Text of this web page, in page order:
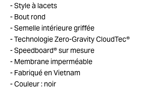
Style à lacets
Bout rond
Semelle intérieure griffée
Technologie Zero-Gravity CloudTec®
Speedboard® sur mesure
Membrane imperméable
Fabriqué en Vietnam
Couleur : noir